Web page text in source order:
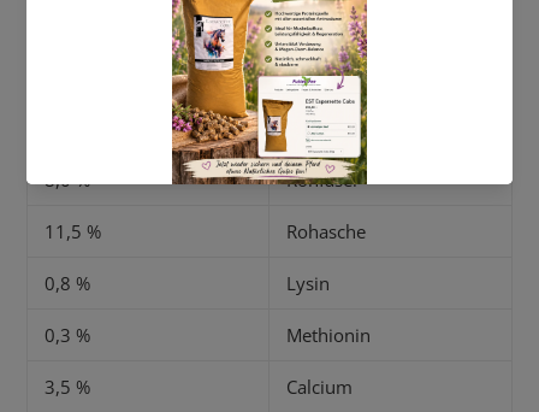
Analytische Bestandteile und Gehalte:-
Rohprotein
Rohfett
8,0 % Rohfaser
11,5 % Rohasche
0,8 % Lysin
0,3 % Methionin
3,5 % Calcium